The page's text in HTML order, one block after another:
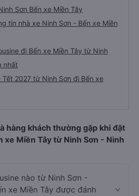
Sơn Bến xe Miền Tây
tin nhà xe Ninh Sơn - Bến xe Miền
đi Bến xe Miền Tây từ Ninh
nhất
2027 từ Ninh Sơn đi Bến xe
hàng khách thường gặp khi đặt
xe Miền Tây từ Ninh Sơn - Ninh
nào từ Ninh Sơn -
xe Miền Tây được đánh